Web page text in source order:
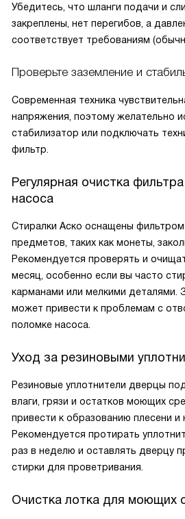
Убедитесь, что шланги подачи и
закреплены, нет перегибов, а
соответствует требованиям
Проверьте заземление и
Современная техника
напряжения, поэтому желательно
стабилизатор или подключать
фильтр.
Регулярная очистка
насоса
Стиралки Аско оснащены
предметов, таких как монеты,
Рекомендуется проверять и
месяц, особенно если вы часто
карманами или мелкими деталями.
может привести к проблемам с
поломке насоса.
Уход за резиновыми
Резиновые уплотнители дверцы
влаги, грязи и остатков моющих
привести к образованию плесени и
Рекомендуется протирать
раз в неделю и оставлять дверцу
стирки для проветривания.
Очистка лотка для моющих